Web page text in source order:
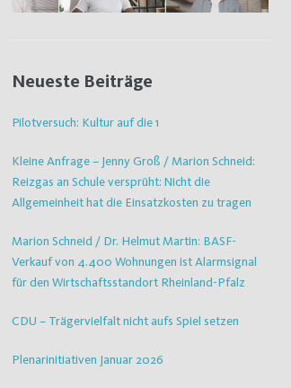
Neueste Beiträge
Pilotversuch: Kultur auf die 1
Kleine Anfrage – Jenny Groß / Marion Schneid:
Reizgas an Schule versprüht: Nicht die
Allgemeinheit hat die Einsatzkosten zu tragen
Marion Schneid / Dr. Helmut Martin: BASF-
Verkauf von 4.400 Wohnungen ist Alarmsignal
für den Wirtschaftsstandort Rheinland-Pfalz
CDU – Trägervielfalt nicht aufs Spiel setzen
Plenarinitiativen Januar 2026